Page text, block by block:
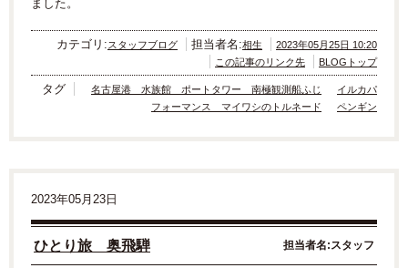
ました。
カテゴリ:スタッフブログ 担当者名:相生
2023年05月25日 10:20
この記事のリンク先
BLOGトップ
タグ 名古屋港 水族館 ポートタワー 南極観測船ふじ
イルカパ
フォーマンス マイワシのトルネード
ペンギン
2023年05月23日
ひとり旅 奥飛騨 担当者名:スタッフ